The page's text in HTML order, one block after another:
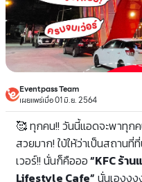
Eventpass Team
เผยแพร่เมื่อ 01 มิ.ย. 2564
🥰 ทุกคน!! วันนี้แอดจะพาทุก
สวยมาก! ใบ้ให้ว่าเป็นสถาน
เวอร์!! นั่นก็คือออ“KFC ร้า
Lifestyle Cafe” นั่นเองง